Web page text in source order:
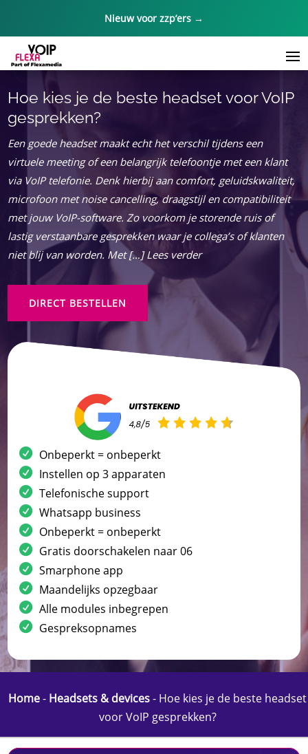
Nieuw voor zzp’ers →
Hoe kies je de beste headset voor VoIP
gesprekken?
Een goede headset maakt echt het verschil tijdens een
virtuele meeting of een belangrijk telefoontje met een klant
via VoIP telefonie. Denk hierbij aan comfort, geluidskwaliteit,
microfoon met noise cancelling, draagstijl en compatibiliteit
met jouw VoIP-software. Zo voorkom je storende ruis of
lastig verstaanbare gesprekken waar je collega’s of klanten
niet blij van worden. Met […] Lees verder
DIRECT BESTELLEN
Onbeperkt = onbeperkt
Instellen op 3 apparaten
Telefonische support
Whatsapp business
Onbeperkt = onbeperkt
Gratis doorschakelen naar 06
Smarphone app
Maandelijks opzegbaar
Alle modules inbegrepen
Gespreksopnames
Home- Headsets & devices- Hoe kies je de beste headset
voor VoIP gesprekken?